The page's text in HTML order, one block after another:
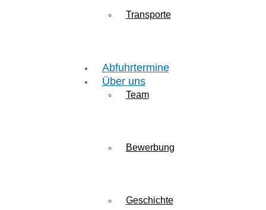
Transporte
Abfuhrtermine
Über uns
Team
Bewerbung
Geschichte